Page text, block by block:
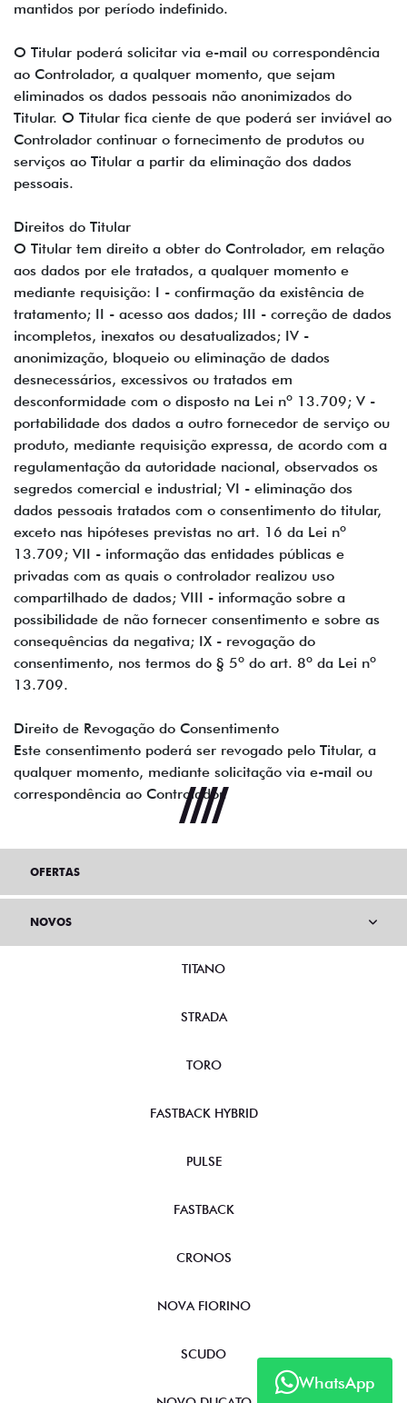
mantidos por período indefinido.
O Titular poderá solicitar via e-mail ou correspondência
ao Controlador, a qualquer momento, que sejam
eliminados os dados pessoais não anonimizados do
Titular. O Titular fica ciente de que poderá ser inviável ao
Controlador continuar o fornecimento de produtos ou
serviços ao Titular a partir da eliminação dos dados
pessoais.
Direitos do Titular
O Titular tem direito a obter do Controlador, em relação
aos dados por ele tratados, a qualquer momento e
mediante requisição: I - confirmação da existência de
tratamento; II - acesso aos dados; III - correção de dados
incompletos, inexatos ou desatualizados; IV -
anonimização, bloqueio ou eliminação de dados
desnecessários, excessivos ou tratados em
desconformidade com o disposto na Lei nº 13.709; V -
portabilidade dos dados a outro fornecedor de serviço ou
produto, mediante requisição expressa, de acordo com a
regulamentação da autoridade nacional, observados os
segredos comercial e industrial; VI - eliminação dos
dados pessoais tratados com o consentimento do titular,
exceto nas hipóteses previstas no art. 16 da Lei nº
13.709; VII - informação das entidades públicas e
privadas com as quais o controlador realizou uso
compartilhado de dados; VIII - informação sobre a
possibilidade de não fornecer consentimento e sobre as
consequências da negativa; IX - revogação do
consentimento, nos termos do § 5º do art. 8º da Lei nº
13.709.
Direito de Revogação do Consentimento
Este consentimento poderá ser revogado pelo Titular, a
qualquer momento, mediante solicitação via e-mail ou
correspondência ao Controlador.
WhatsApp
OFERTAS
NOVOS
TITANO
STRADA
TORO
FASTBACK HYBRID
PULSE
FASTBACK
CRONOS
NOVA FIORINO
SCUDO